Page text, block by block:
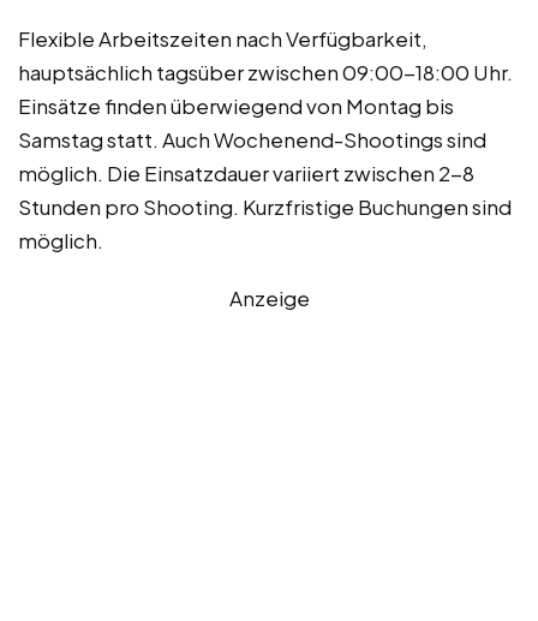
Flexible Arbeitszeiten nach Verfügbarkeit,
hauptsächlich tagsüber zwischen 09:00-18:00 Uhr.
Einsätze finden überwiegend von Montag bis
Samstag statt. Auch Wochenend-Shootings sind
möglich. Die Einsatzdauer variiert zwischen 2-8
Stunden pro Shooting. Kurzfristige Buchungen sind
möglich.
Anzeige